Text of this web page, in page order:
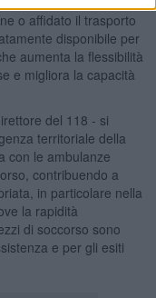
o affidato il trasporto
disponibile per
aumenta la flessibilità
e migliora la capacità
del 118 - si
territoriale della
con le ambulanze
contribuendo a
in particolare nella
la rapidità
di soccorso sono
e per gli esiti